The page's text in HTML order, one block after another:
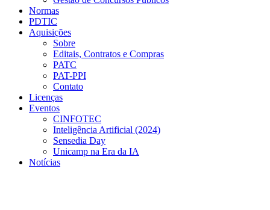
Normas
PDTIC
Aquisições
Sobre
Editais, Contratos e Compras
PATC
PAT-PPI
Contato
Licenças
Eventos
CINFOTEC
Inteligência Artificial (2024)
Sensedia Day
Unicamp na Era da IA
Notícias